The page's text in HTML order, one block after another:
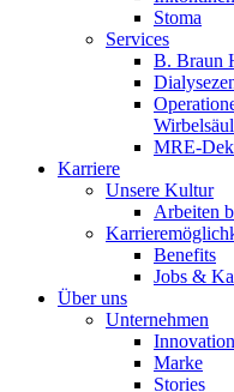
Stoma
Services
B. Braun
MRE-
Karriere
Unsere Kultur
Arbeiten
Benefits
Jobs &
Über uns
Unternehmen
Marke
Stories